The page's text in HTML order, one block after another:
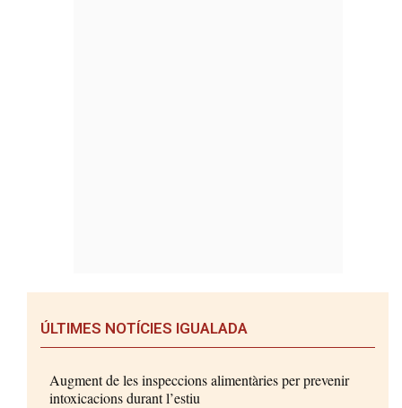
ÚLTIMES NOTÍCIES IGUALADA
Augment de les inspeccions alimentàries per prevenir
intoxicacions durant l’estiu